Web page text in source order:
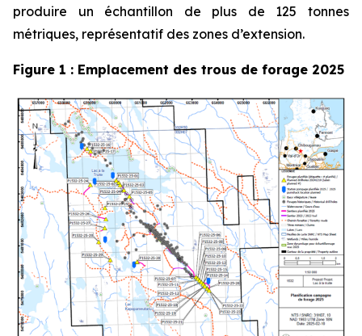
produire un échantillon de plus de 125 tonnes
métriques, représentatif des zones d’extension.
Figure 1 : Emplacement des trous de forage 2025